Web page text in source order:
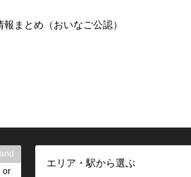
まとめ（おいなご公認）
and
or
エリア・駅から選ぶ